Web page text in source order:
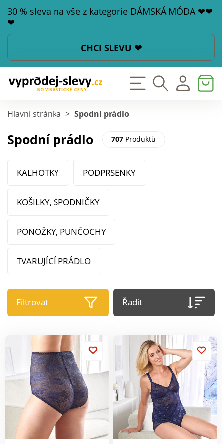
30 % sleva na vše z kategorie DÁMSKÁ MÓDA ❤❤
❤
CHCI SLEVU ❤
Hlavní stránka > Spodní prádlo
Spodní prádlo 707Produktů
KALHOTKY PODPRSENKY
KOŠILKY, SPODNIČKY
PONOŽKY, PUNČOCHY
TVARUJÍCÍ PRÁDLO
Filtrovat Řadit